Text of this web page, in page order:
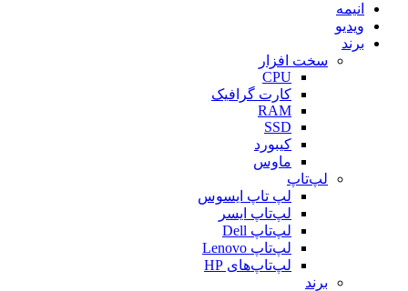
انیمه
ویدیو
برند
سخت افزار
CPU
کارت گرافیک
RAM
SSD
کیبورد
ماوس
لپ‌تاپ
لپ تاپ ایسوس
لپ‌تاپ ایسر
لپ‌تاپ Dell
لپ‌تاپ Lenovo
لپ‌تاپ‌های HP
برند